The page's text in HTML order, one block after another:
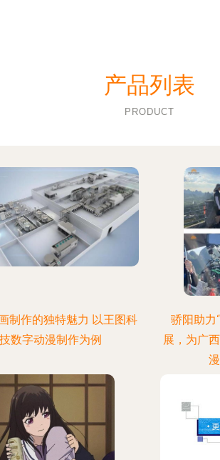
产品列表
PRODUCT
制作的独特魅力 以王图科
技数字动漫制作为例
骄阳助力
展，为广